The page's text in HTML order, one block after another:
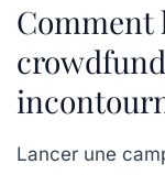
Comment
Lancer une